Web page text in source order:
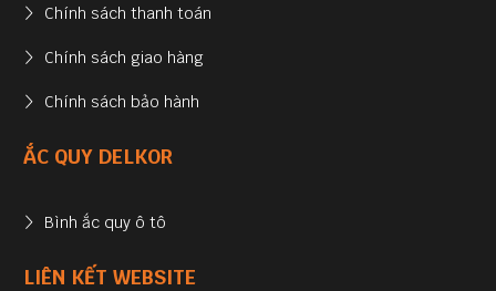
Chính sách thanh toán
Chính sách giao hàng
Chính sách bảo hành
ẮC QUY DELKOR
Bình ắc quy ô tô
LIÊN KẾT WEBSITE